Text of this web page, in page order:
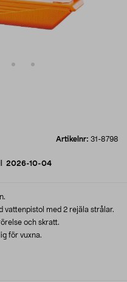
Artikelnr: 31-8798
2026-10-04
vattenpistol med 2 rejäla strålar.
och skratt.
för vuxna.